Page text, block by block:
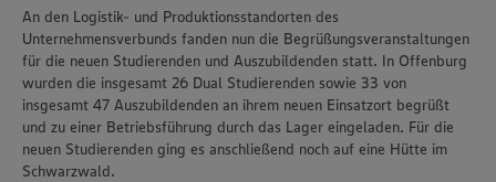
An den Logistik- und Produktionsstandorten des
Unternehmensverbunds fanden nun die Begrüßungsveranstaltungen
für die neuen Studierenden und Auszubildenden statt. In Offenburg
wurden die insgesamt 26 Dual Studierenden sowie 33 von
insgesamt 47 Auszubildenden an ihrem neuen Einsatzort begrüßt
und zu einer Betriebsführung durch das Lager eingeladen. Für die
neuen Studierenden ging es anschließend noch auf eine Hütte im
Schwarzwald.